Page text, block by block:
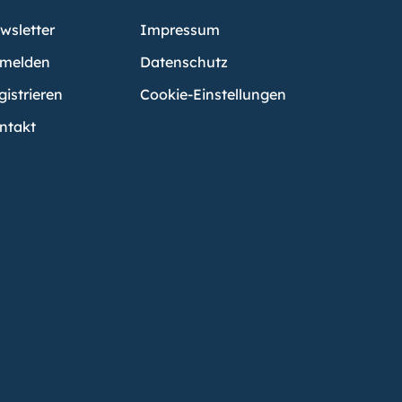
Impressum
Datenschutz
Cookie-Einstellungen